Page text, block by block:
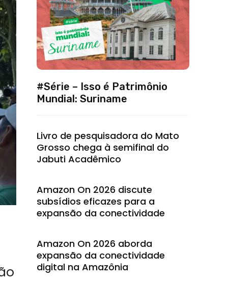
#Série – Isso é Patrimônio
Mundial: Suriname
Livro de pesquisadora do Mato
Grosso chega à semifinal do
Jabuti Acadêmico
Amazon On 2026 discute
subsídios eficazes para a
expansão da conectividade
Amazon On 2026 aborda
expansão da conectividade
digital na Amazônia